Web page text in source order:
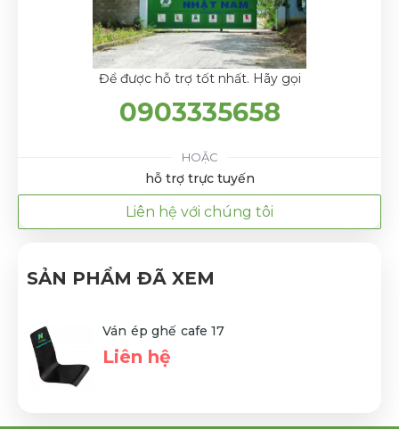
Để được hỗ trợ tốt nhất. Hãy gọi
0903335658
HOẶC
hỗ trợ trực tuyến
Liên hệ với chúng tôi
SẢN PHẨM ĐÃ XEM
Ván ép ghế cafe 17
Liên hệ